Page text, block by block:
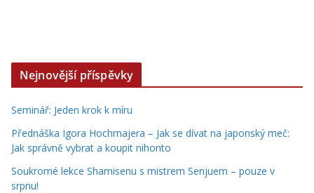
Nejnovější příspěvky
Seminář: Jeden krok k míru
Přednáška Igora Hochmajera – Jak se dívat na japonský meč:
Jak správně vybrat a koupit nihonto
Soukromé lekce Shamisenu s mistrem Senjuem – pouze v
srpnu!